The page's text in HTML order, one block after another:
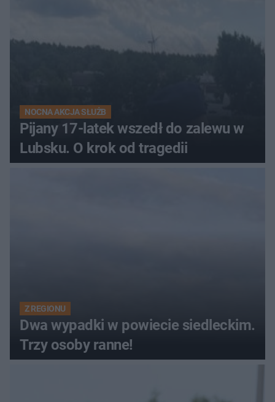
NOCNA AKCJA SŁUŻB
Pijany 17-latek wszedł do zalewu w
Lubsku. O krok od tragedii
Z REGIONU
Dwa wypadki w powiecie siedleckim.
Trzy osoby ranne!